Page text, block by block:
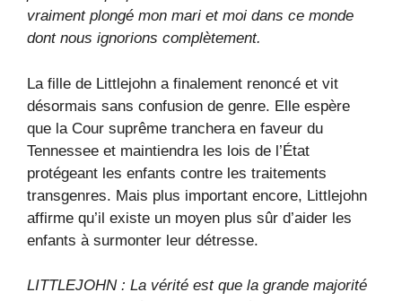
vraiment plongé mon mari et moi dans ce monde
dont nous ignorions complètement.
La fille de Littlejohn a finalement renoncé et vit
désormais sans confusion de genre. Elle espère
que la Cour suprême tranchera en faveur du
Tennessee et maintiendra les lois de l’État
protégeant les enfants contre les traitements
transgenres. Mais plus important encore, Littlejohn
affirme qu’il existe un moyen plus sûr d’aider les
enfants à surmonter leur détresse.
LITTLEJOHN : La vérité est que la grande majorité